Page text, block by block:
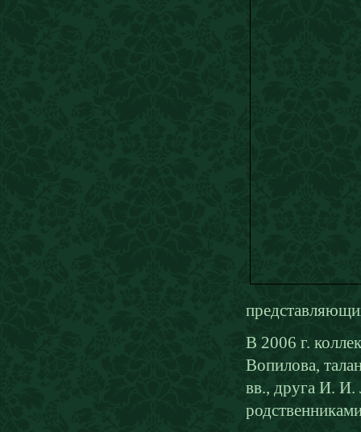
В 2006 г.
Вопилова,
вв., друга И. И.